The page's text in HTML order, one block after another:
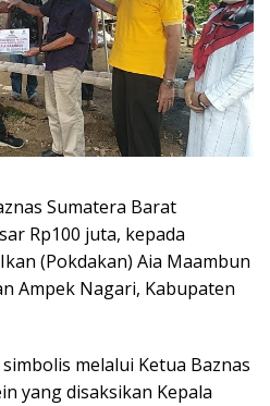
Sumatera Barat
Rp100 juta, kepada
(Pokdakan) Aia Maambun
Ampek Nagari, Kabupaten
melalui Ketua Baznas
yang disaksikan Kepala